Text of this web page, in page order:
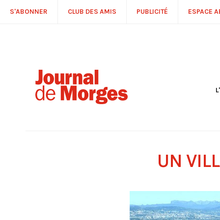
S'ABONNER CLUB DES AMIS PUBLICITÉ ESPACE
UN